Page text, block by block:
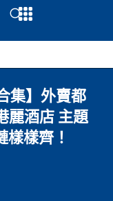
Open
集】外賣都
麗酒店 主題
樣樣齊！